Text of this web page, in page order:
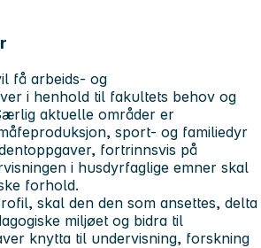
få arbeids- og
i henhold til fakultets behov og
aktuelle områder er
sport- og familiedyr
fortrinnsvis på
i husdyrfaglige emner skal
forhold.
skal den den som ansettes, delta
miljøet og bidra til
knytta til undervisning, forskning